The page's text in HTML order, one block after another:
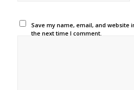
Save my name, email, and website
the next time I comment.